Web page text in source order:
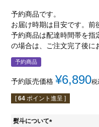
予約商品です。
お届け時期は目安です。前
予約商品は配達時間帯を指
の場合は、ご注文完了後に
予約商品
予約販売価格 ¥6,890税
[ 64 ポイント進呈 ]
熨斗について